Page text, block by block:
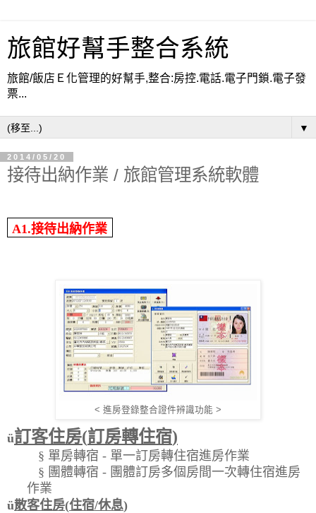
旅館好幫手整合系統
旅館/飯店Ｅ化管理的好幫手,整合:房控.電話.電子門鎖.電子發
票...
▼
2014/05/20
接待出納作業 / 旅館管理系統軟體
A1.接待出納作業
< 進房登錄整合證件辨識功能 >
ü訂客住房(訂房轉住宿)
§ 單房轉宿 - 單一訂房轉住宿進房作業
§ 團體轉宿 - 團體訂房多個房間一次轉住宿進房
作業
ü散客住房(住宿/休息)